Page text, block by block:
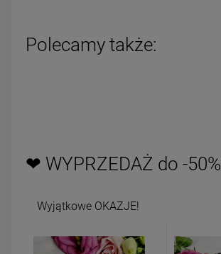
Polecamy także:
❤ WYPRZEDAŻ do -50%
Wyjątkowe OKAZJE!